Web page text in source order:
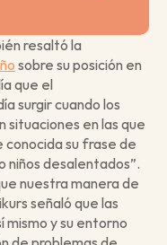
resaltó la
sobre su posición en
que el
surgir cuando los
situaciones en las que
su frase de
niños desalentados”.
nuestra manera de
señaló que las
mismo y su entorno